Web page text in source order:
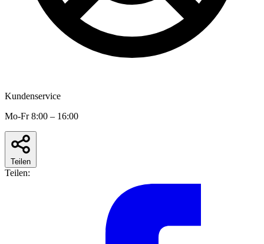
Kundenservice
Mo-Fr 8:00 – 16:00
Teilen
Teilen: